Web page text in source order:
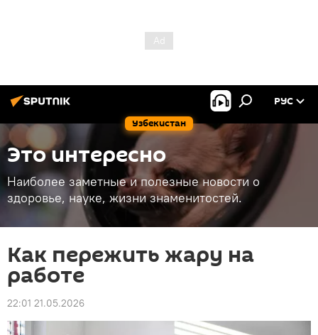
Узбекистан
РУС
Это интересно
Наиболее заметные и полезные новости о
здоровье, науке, жизни знаменитостей.
Как пережить жару на
работе
22:01 21.05.2026